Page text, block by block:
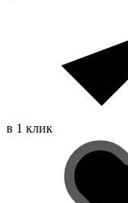
в 1 клик